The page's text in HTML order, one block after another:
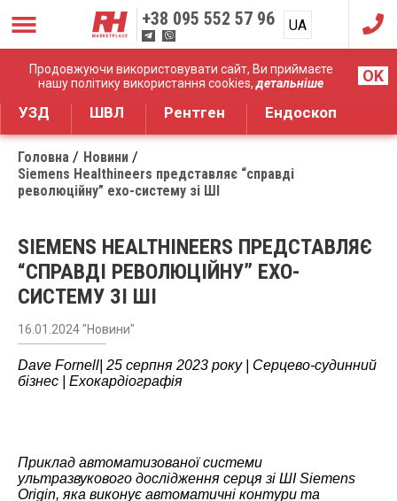
Продовжуючи використовувати сайт, Ви приймаєте
нашу політику використання cookies,детальніше OK
+38 095 552 57 96 UA
RU
Дистрибуція медичного обладнання
УЗД ШВЛ Рентген Ендоскоп
Головна
Новини
Siemens Healthineers представляє “справді
революційну” ехо-систему зі ШІ
SIEMENS HEALTHINEERS ПРЕДСТАВЛЯЄ
“СПРАВДІ РЕВОЛЮЦІЙНУ” ЕХО-
СИСТЕМУ ЗІ ШІ
16.01.2024 "Новини"
Dave Fornell| 25 серпня 2023 року | Серцево-судинний
бізнес | Ехокардіографія
Приклад автоматизованої системи
ультразвукового дослідження серця зі ШІ Siemens
Origin, яка виконує автоматичні контури та